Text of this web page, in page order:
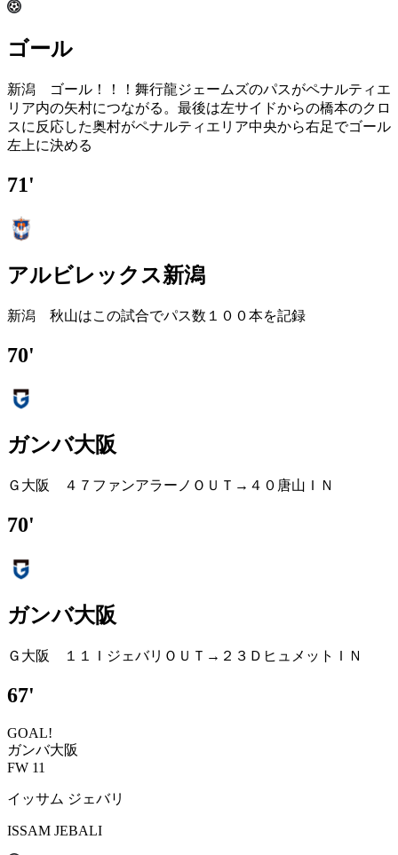
ゴール
新潟 ゴール！！！舞行龍ジェームズのパスがペナルティエ
リア内の矢村につながる。最後は左サイドからの橋本のクロ
スに反応した奥村がペナルティエリア中央から右足でゴール
左上に決める
71'
アルビレックス新潟
新潟 秋山はこの試合でパス数１００本を記録
70'
ガンバ大阪
Ｇ大阪 ４７ファンアラーノＯＵＴ→４０唐山ＩＮ
70'
ガンバ大阪
Ｇ大阪 １１ＩジェバリＯＵＴ→２３ＤヒュメットＩＮ
67'
GOAL!
ガンバ大阪
FW 11
イッサム ジェバリ
ISSAM JEBALI